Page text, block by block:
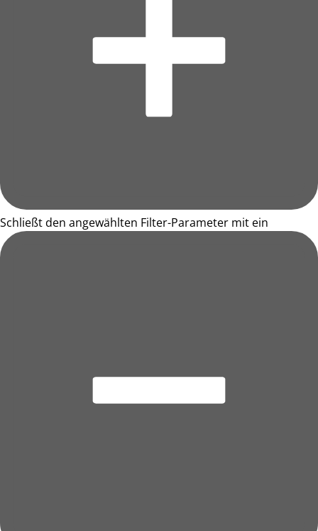
Schließt den angewählten Filter-Parameter mit ein